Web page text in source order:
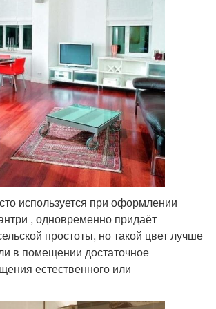
используется при оформлении
, одновременно придаёт
простоты, но такой цвет лучше
в помещении достаточное
естественного или